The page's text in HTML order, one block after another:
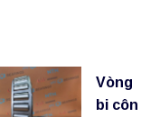
Vòng
bi côn